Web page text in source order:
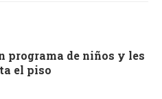
programa de niños y les
el piso